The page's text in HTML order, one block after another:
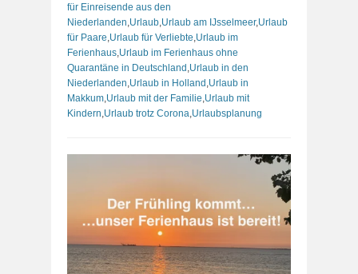
für Einreisende aus den
Niederlanden Urlaub Urlaub am IJsselmeer, Urlaub
für Paare Urlaub für Verliebte Urlaub im
Ferienhaus Urlaub im Ferienhaus ohne
Quarantäne in Deutschland Urlaub in den
Niederlanden Urlaub in Holland Urlaub in
Makkum Urlaub mit der Familie Urlaub mit
Kindern Urlaub trotz Corona Urlaubsplanung